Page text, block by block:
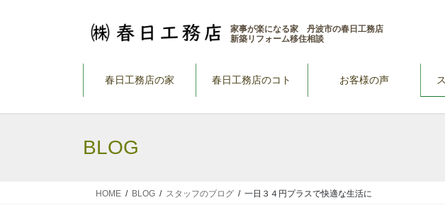
家事が楽になる家 丹波市の春日工務店
新築リフォーム移住相談
春日工務店の家 春日工務店のコト お客様の声
BLOG
HOME BLOG スタッフのブログ 一日３４円プラスで快適な生活に